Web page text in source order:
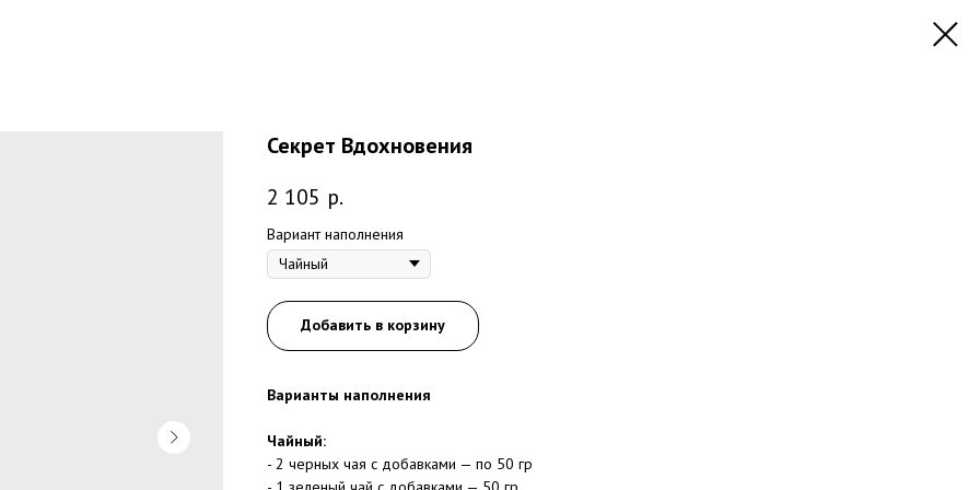
Секрет Вдохновения
2 105 р.
Вариант наполнения
Добавить в корзину
Варианты наполнения
Чайный:
- 2 черных чая с добавками — по 50 гр